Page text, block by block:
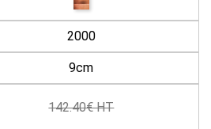
2000
9cm
142.40€ HT